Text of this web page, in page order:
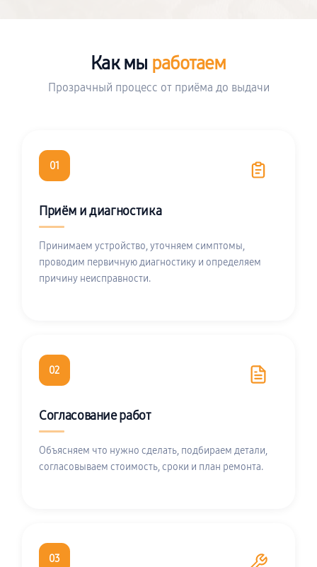
Как мы работаем
Прозрачный процесс от приёма до выдачи
01
Приём и диагностика
Принимаем устройство, уточняем симптомы,
проводим первичную диагностику и определяем
причину неисправности.
02
Согласование работ
Объясняем что нужно сделать, подбираем детали,
согласовываем стоимость, сроки и план ремонта.
03